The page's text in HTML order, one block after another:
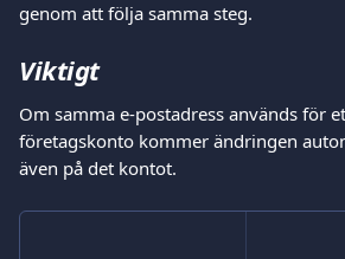
genom att följa samma steg.
Viktigt
Om samma e-postadress används för
företagskonto kommer ändringen
även på det kontot.